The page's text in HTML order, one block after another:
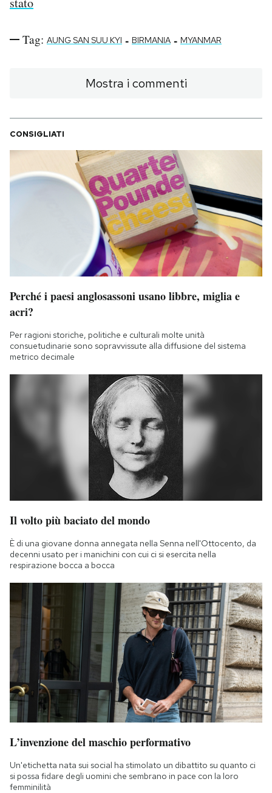
Tag: AUNG SAN SUU KYI - BIRMANIA - MYANMAR
Mostra i commenti
CONSIGLIATI
Perché i paesi anglosassoni usano libbre, miglia e
acri?
Per ragioni storiche, politiche e culturali molte unità
consuetudinarie sono sopravvissute alla diffusione del sistema
metrico decimale
Il volto più baciato del mondo
È di una giovane donna annegata nella Senna nell'Ottocento, da
decenni usato per i manichini con cui ci si esercita nella
respirazione bocca a bocca
L’invenzione del maschio performativo
Un'etichetta nata sui social ha stimolato un dibattito su quanto ci
si possa fidare degli uomini che sembrano in pace con la loro
femminilità